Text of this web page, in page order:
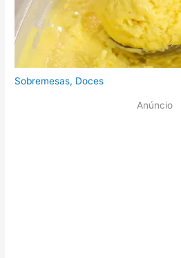
Sobremesas, Doces
Anúncio